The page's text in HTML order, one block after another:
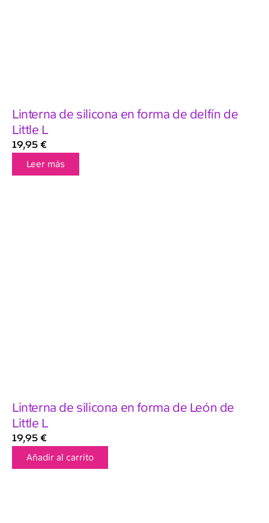
Linterna de silicona en forma de delfín de
Little L
19,95 €
Leer más
Linterna de silicona en forma de León de
Little L
19,95 €
Añadir al carrito